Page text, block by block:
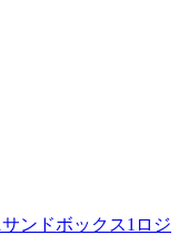
サンドボックス1 ロジ